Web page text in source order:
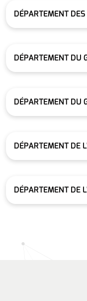
DÉPARTEMENT
DÉPARTEMENT DU
DÉPARTEMENT DU
DÉPARTEMENT DE
DÉPARTEMENT DE